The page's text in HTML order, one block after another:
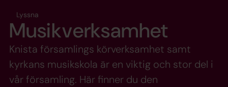
Lyssna
Musikverksamhet
Knista församlings körverksamhet samt
kyrkans musikskola är en viktig och stor del i
vår församling. Här finner du den